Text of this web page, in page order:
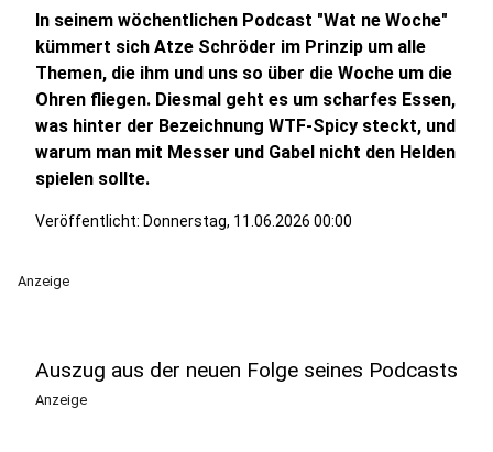
In seinem wöchentlichen Podcast "Wat ne Woche"
kümmert sich Atze Schröder im Prinzip um alle
Themen, die ihm und uns so über die Woche um die
Ohren fliegen. Diesmal geht es um scharfes Essen,
was hinter der Bezeichnung WTF-Spicy steckt, und
warum man mit Messer und Gabel nicht den Helden
spielen sollte.
Veröffentlicht: Donnerstag, 11.06.2026 00:00
Anzeige
Auszug aus der neuen Folge seines Podcasts
Anzeige